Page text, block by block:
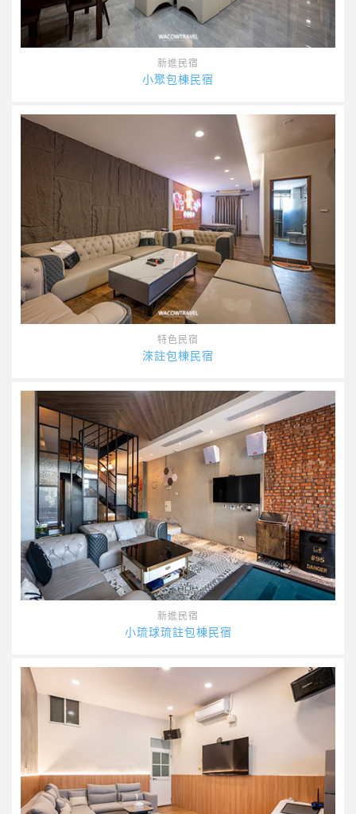
新進民宿
小聚包棟民宿
特色民宿
淶註包棟民宿
新進民宿
小琉球琉註包棟民宿